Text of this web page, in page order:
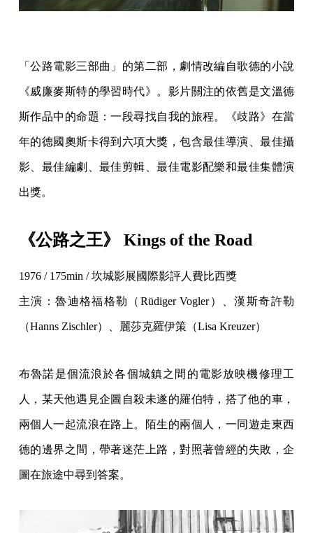
「公路電影三部曲」的第二部，劇情改編自歌德的小說
《威廉麥斯特的學習時代》。影片關注的依舊是文溫德
斯作品中的命題：一段尋找自我的旅程。《歧路》在當
年的德國奧斯卡得到六項大獎，包含最佳導演、最佳攝
影、最佳編劇、最佳剪輯、最佳電影配樂和最佳集體演
出獎。
《公路之王》 Kings of the Road
1976 / 175min / 坎城影展國際影評人費比西獎
主演：魯迪格福格勒（Rüdiger Vogler）、漢斯奇許勒
（Hanns Zischler）、麗莎克羅伊策（Lisa Kreuzer）
布魯諾是個流浪於各個城鎮之間的電影放映機修理工
人，某天他遇見企圖自殺未遂的羅伯特，搭了他的車，
兩個人一起流浪在路上。陌生的兩個人，一同遊走東西
德的邊界之間，帶著迷茫上路，對照著曾經的失敗，企
圖在旅途中尋到答案。